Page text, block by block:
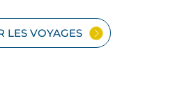
LES VOYAGES